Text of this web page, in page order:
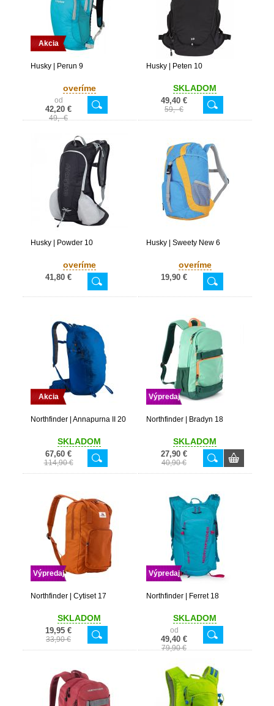
Akcia
Husky | Perun 9
overíme
od
42,20 €
49,- €
Husky | Peten 10
SKLADOM
49,40 €
59,- €
Husky | Powder 10
overíme
41,80 €
Husky | Sweety New 6
overíme
19,90 €
Akcia
Northfinder | Annapurna II 20
SKLADOM
67,60 €
114,90 €
Výpredaj
Northfinder | Bradyn 18
SKLADOM
27,90 €
40,90 €
Výpredaj
Northfinder | Cytiset 17
SKLADOM
19,95 €
33,90 €
Výpredaj
Northfinder | Ferret 18
SKLADOM
od
49,40 €
79,90 €